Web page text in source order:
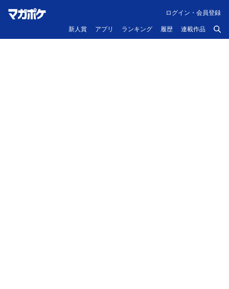
新人賞 アプリ ランキング 履歴 連載作品
ログイン・会員登録